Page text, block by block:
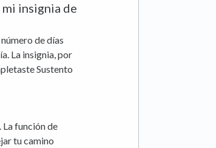
insignia de
de días
La insignia, por
Sustento
función de
tu camino